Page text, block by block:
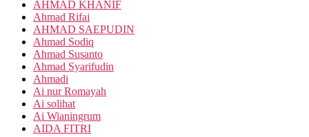
AHMAD KHANIF
Ahmad Rifai
AHMAD SAEPUDIN
Ahmad Sodiq
Ahmad Susanto
Ahmad Syarifudin
Ahmadi
Ai nur Romayah
Ai solihat
Ai Wianingrum
AIDA FITRI